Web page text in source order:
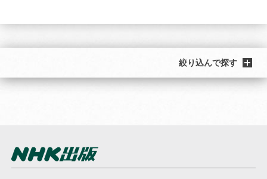
絞り込んで探す